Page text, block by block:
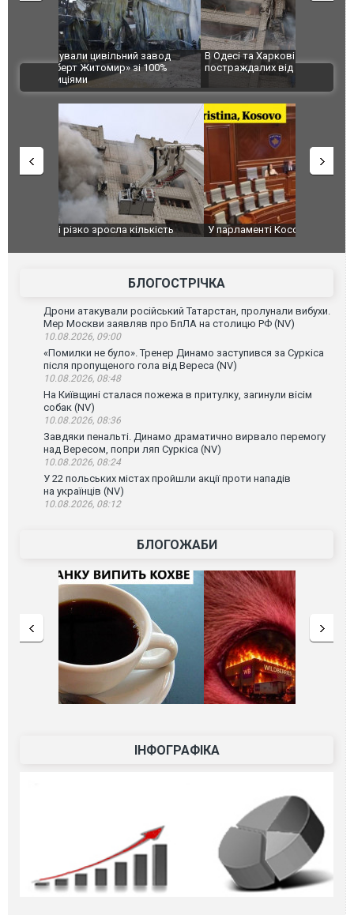
В Одесі та Харкові різко зросла кількість
постраждалих від обстрілу РФ
Ворог
двоє
після
ВІДЕО
У парламенті Косово прем'єра закидали яйцями
Приїхав
до
зіркового
БЛОГОСТРІЧКА
Дрони атакували російський Татарстан, пролунали вибухи.
Мер Москви заявляв про БпЛА на столицю РФ (NV)
10.08.2026, 09:00
«Помилки не було». Тренер Динамо заступився за Суркіса
після пропущеного гола від Вереса (NV)
10.08.2026, 08:48
На Київщині сталася пожежа в притулку, загинули вісім
собак (NV)
10.08.2026, 08:36
Завдяки пенальті. Динамо драматично вирвало перемогу
над Вересом, попри ляп Суркіса (NV)
10.08.2026, 08:24
У 22 польських містах пройшли акції проти нападів
на українців (NV)
10.08.2026, 08:12
БЛОГОЖАБИ
ІНФОГРАФІКА